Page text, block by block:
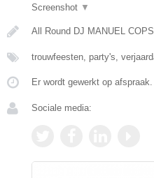
Screenshot ▼
All Round DJ MANUEL COPS
trouwfeesten, party's,
Er wordt gewerkt op afspraak.
Sociale media: